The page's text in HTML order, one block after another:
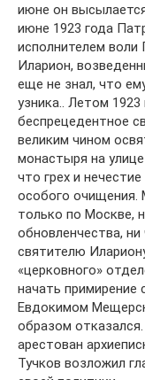
июне он
июне 1923 года
исполнителем воли
Иларион,
еще не знал, что
узника.. Летом
беспрецедентное
великим чином
монастыря на
что грех и
особого очищения.
только по Москве,
обновленчества,
святителю
«церковного»
начать примирение
Евдокимом
образом
арестован
Тучков возложил